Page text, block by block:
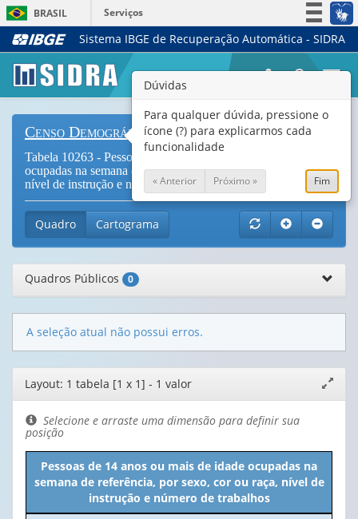
BRASIL
Serviços
Simplifique!
Legislação
Canais
Sistema IBGE de Recuperação Automática - SIDRA
Censo Demográfico
Tabela 10263 - Pessoas de 14 anos ou mais de idade
ocupadas na semana de referência, por sexo, cor ou raça,
nível de instrução e número de trabalhos (Vide Notas
Quadro Cartograma
Quadros Públicos 0
A seleção atual não possui erros.
Editor
de
layout
janela
Layout: 1 tabela [1 x 1] - 1 valor
Selecione e arraste uma dimensão para definir sua
posição
Pessoas de 14 anos ou mais de idade ocupadas na
semana de referência, por sexo, cor ou raça, nível de
instrução e número de trabalhos
Dúvidas
Para qualquer dúvida, pressione o
ícone (?) para explicarmos cada
funcionalidade
« Anterior Próximo » Fim